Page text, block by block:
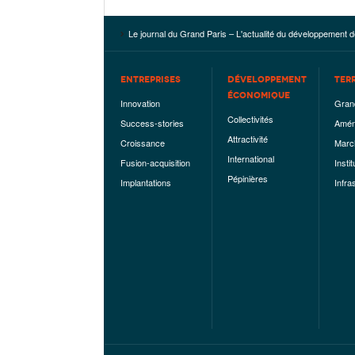
Le journal du Grand Paris – L'actualité du développement
ENTREPRISES
Innovation
Success-stories
Croissance
Fusion-acquisition
Implantations
DÉVELOPPEMENT
ÉCONOMIQUE
Collectivités
Attractivité
International
Pépinières